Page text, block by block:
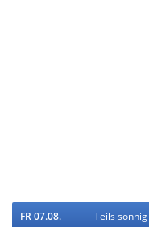
FR 07.08. Teils sonnig